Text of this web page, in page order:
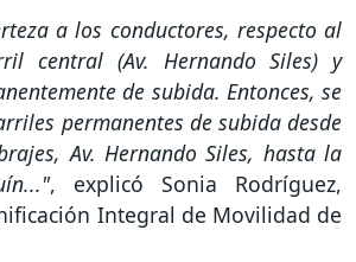
a los conductores, respecto al
central (Av. Hernando Siles) y
de subida. Entonces, se
permanentes de subida desde
Av. Hernando Siles, hasta la
, explicó Sonia Rodríguez,
Integral de Movilidad de